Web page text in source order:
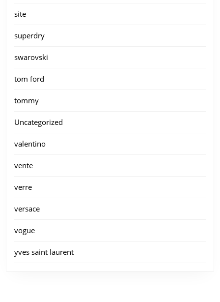
site
superdry
swarovski
tom ford
tommy
Uncategorized
valentino
vente
verre
versace
vogue
yves saint laurent